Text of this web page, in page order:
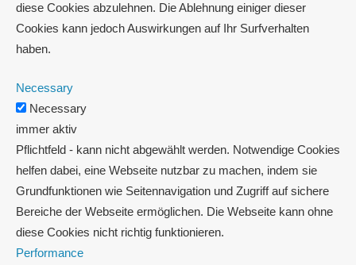
diese Cookies abzulehnen. Die Ablehnung einiger dieser
Cookies kann jedoch Auswirkungen auf Ihr Surfverhalten
haben.
Necessary
Necessary
immer aktiv
Pflichtfeld - kann nicht abgewählt werden. Notwendige Cookies
helfen dabei, eine Webseite nutzbar zu machen, indem sie
Grundfunktionen wie Seitennavigation und Zugriff auf sichere
Bereiche der Webseite ermöglichen. Die Webseite kann ohne
diese Cookies nicht richtig funktionieren.
Performance